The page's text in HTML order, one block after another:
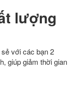
lượng
với các bạn 2
giúp giảm thời gian